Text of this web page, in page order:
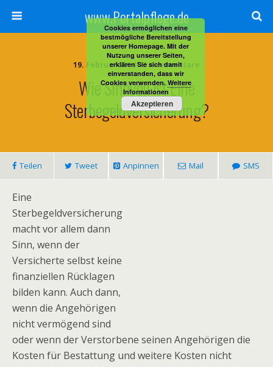
www.Portalpflege.de
19. Februar 2014 • 3 Kommentare
Wie Sinnvoll Ist Eine
Sterbegeldversicherung?
Teilen Tweet Anpinnen Mail SMS
Eine
Sterbegeldversicherung
macht vor allem dann
Sinn, wenn der
Versicherte selbst keine
finanziellen Rücklagen
bilden kann. Auch dann,
wenn die Angehörigen
nicht vermögend sind
oder wenn der Verstorbene seinen Angehörigen die
Kosten für Bestattung und weitere Kosten nicht
Cookies ermöglichen eine
bestmögliche Bereitstellung
unserer Homepage. Mit der
Nutzung unserer Seiten,
erklären Sie sich damit
einverstanden, dass wir
Cookies verwenden. Weitere
Informationen
Akzeptieren